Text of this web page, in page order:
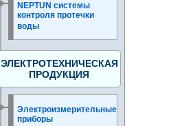
NEPTUN системы
контроля протечки
воды
ЭЛЕКТРОТЕХНИЧЕСКАЯ
ПРОДУКЦИЯ
Электроизмерительные
приборы